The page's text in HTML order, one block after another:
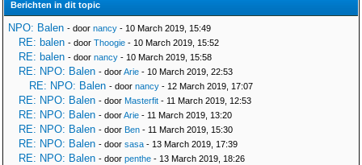
Berichten in dit topic
NPO: Balen - door nancy - 10 March 2019, 15:49
RE: balen - door Thoogie - 10 March 2019, 15:52
RE: balen - door nancy - 10 March 2019, 15:58
RE: NPO: Balen - doorArie - 10 March 2019, 22:53
RE: NPO: Balen - door nancy - 12 March 2019, 17:07
RE: NPO: Balen - door Masterfit - 11 March 2019, 12:53
RE: NPO: Balen - doorArie - 11 March 2019, 13:20
RE: NPO: Balen - door Ben - 11 March 2019, 15:30
RE: NPO: Balen - door sasa - 13 March 2019, 17:39
RE: NPO: Balen - door penthe - 13 March 2019, 18:26